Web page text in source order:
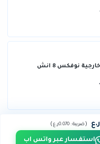
نوفكس 8 انش
( ضريبة :0.070ر.ع )
استفسار عبر واتس اب